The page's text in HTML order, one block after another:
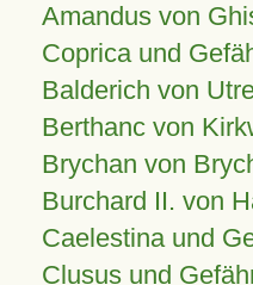
Amandus von
Coprica und
Balderich von
Berthanc von
Brychan von
Burchard II. von
Caelestina und
Clusus und